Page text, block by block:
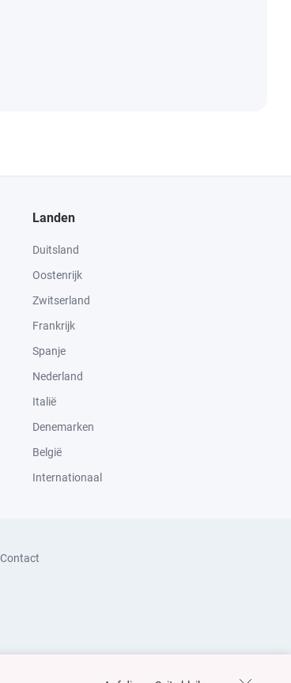
Landen
Duitsland
Oostenrijk
Zwitserland
Frankrijk
Spanje
Nederland
Italië
Denemarken
België
Internationaal
Contact